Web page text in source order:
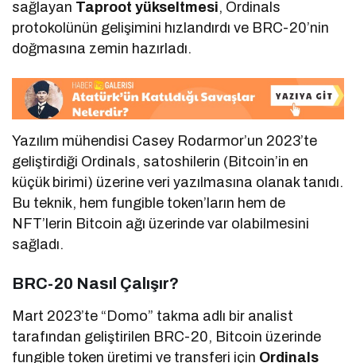
sağlayan Taproot yükseltmesi, Ordinals
protokolünün gelişimini hızlandırdı ve BRC-20’nin
doğmasına zemin hazırladı.
Yazılım mühendisi Casey Rodarmor’un 2023’te
geliştirdiği Ordinals, satoshilerin (Bitcoin’in en
küçük birimi) üzerine veri yazılmasına olanak tanıdı.
Bu teknik, hem fungible token’ların hem de
NFT’lerin Bitcoin ağı üzerinde var olabilmesini
sağladı.
BRC-20 Nasıl Çalışır?
Mart 2023’te “Domo” takma adlı bir analist
tarafından geliştirilen BRC-20, Bitcoin üzerinde
fungible token üretimi ve transferi için Ordinals